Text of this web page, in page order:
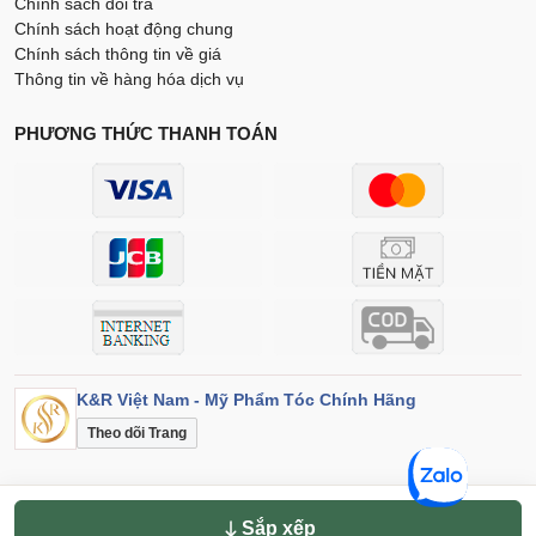
Sắp xếp
Sắp xếp theo
Chính sách hoạt động chung
Chính sách thông tin về giá
Thông tin về hàng hóa dịch vụ
PHƯƠNG THỨC THANH TOÁN
K&R Việt Nam - Mỹ Phẩm Tóc Chính Hãng
Theo dõi Trang
© 2026 K&R Việt Nam. Đã đăng ký bản quyền.